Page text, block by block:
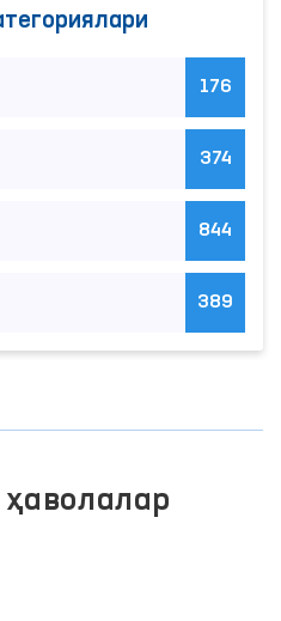
176
374
844
389